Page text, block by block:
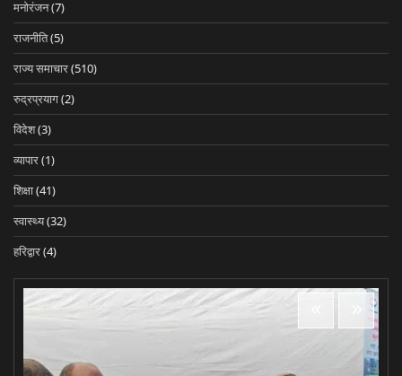
मनोरंजन(7)
राजनीति(5)
राज्य समाचार(510)
रुद्रप्रयाग(2)
विदेश(3)
व्यापार(1)
शिक्षा(41)
स्वास्थ्य(32)
हरिद्वार(4)